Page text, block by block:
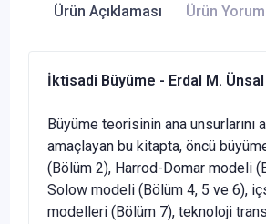
Ürün Açıklaması Ürün
İktisadi Büyüme - Erdal M. Ünsal
Büyüme teorisinin ana unsurlarını
amaçlayan bu kitapta, öncü
(Bölüm 2), Harrod-Domar modeli
Solow modeli (Bölüm 4, 5 ve 6),
modelleri (Bölüm 7), teknoloji